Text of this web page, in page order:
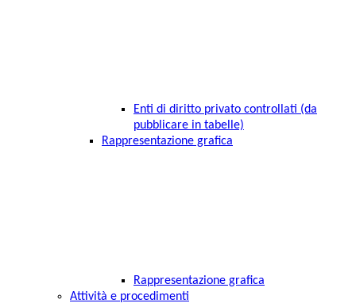
Enti di diritto privato controllati (da
pubblicare in tabelle)
Rappresentazione grafica
Rappresentazione grafica
Attività e procedimenti